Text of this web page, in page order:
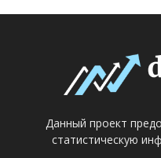
Данный проект
статистическую